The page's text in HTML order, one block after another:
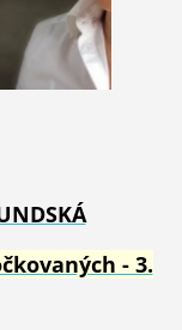
- 3.